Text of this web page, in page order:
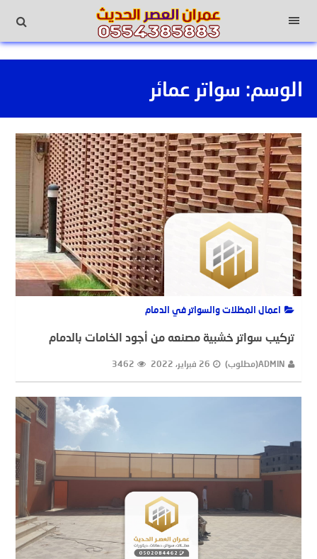
القائمة
الوسم: سواتر عمائر
اعمال المظلات والسواتر في الدمام
تركيب سواتر خشبية مصنعه من أجود الخامات بالدمام
ADMIN(مطلوب) 26 فبراير، 2022 3462